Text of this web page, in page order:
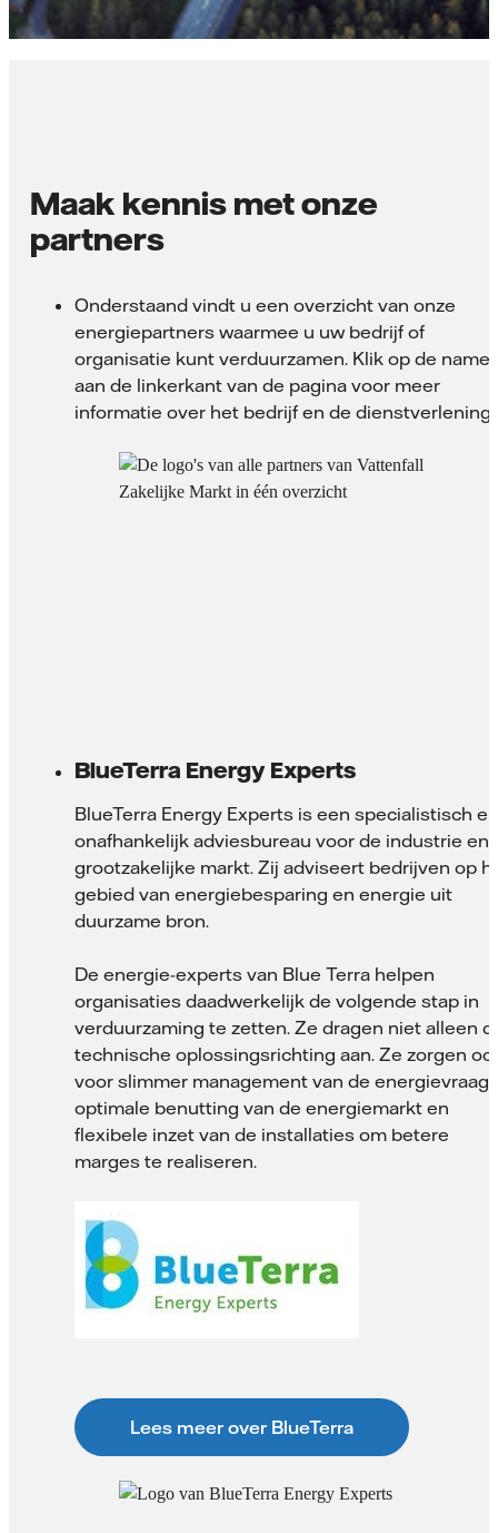
Maak kennis met onze
partners
Onderstaand vindt u een overzicht van onze
energiepartners waarmee u uw bedrijf of
organisatie kunt verduurzamen. Klik op de
aan de linkerkant van de pagina voor meer
informatie over het bedrijf en de dienstverlening.
BlueTerra Energy Experts
BlueTerra Energy Experts is een specialistisch en
onafhankelijk adviesbureau voor de industrie en
grootzakelijke markt. Zij adviseert bedrijven op
gebied van energiebesparing en energie uit
duurzame bron.
De energie-experts van Blue Terra helpen
organisaties daadwerkelijk de volgende stap in
verduurzaming te zetten. Ze dragen niet alleen
technische oplossingsrichting aan. Ze zorgen
voor slimmer management van de energievraag,
optimale benutting van de energiemarkt en
flexibele inzet van de installaties om betere
marges te realiseren.
Lees meer over BlueTerra